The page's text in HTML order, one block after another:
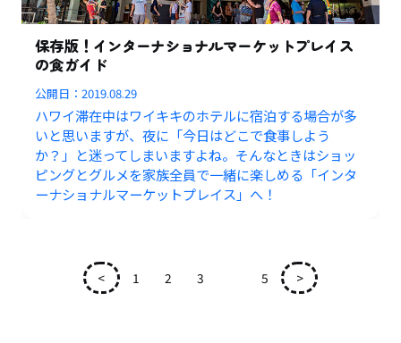
保存版！インターナショナルマーケットプレイス
の食ガイド
公開日：2019.08.29
ハワイ滞在中はワイキキのホテルに宿泊する場合が多
いと思いますが、夜に「今日はどこで食事しよう
か？」と迷ってしまいますよね。そんなときはショッ
ピングとグルメを家族全員で一緒に楽しめる「インタ
ーナショナルマーケットプレイス」へ！
< 1 2 3 5 >